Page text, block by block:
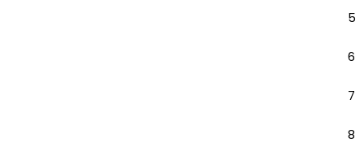
5
6
7
8